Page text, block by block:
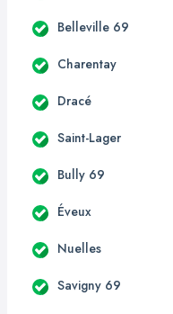
Belleville 69
Charentay
Dracé
Saint-Lager
Bully 69
Éveux
Nuelles
Savigny 69